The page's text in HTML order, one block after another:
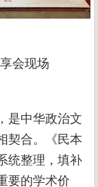
会现场
是中华政治文
契合。《民本
统整理，填补
要的学术价